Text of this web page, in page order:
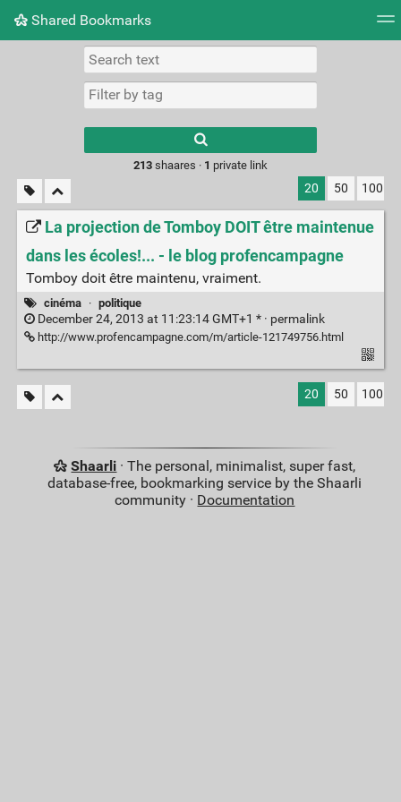
Shared Bookmarks
Picture wall
results.
213shaares · 1 private link
20 50 100
La projection de Tomboy DOIT être maintenue
dans les écoles!... - le blog profencampagne
Tomboy doit être maintenu, vraiment.
cinéma · politique
December 24, 2013 at 11:23:14 GMT+1 * · permalink
http://www.profencampagne.com/m/article-121749756.html
20 50 100
Shaarli · The personal, minimalist, super fast,
database-free, bookmarking service by the Shaarli
community · Documentation